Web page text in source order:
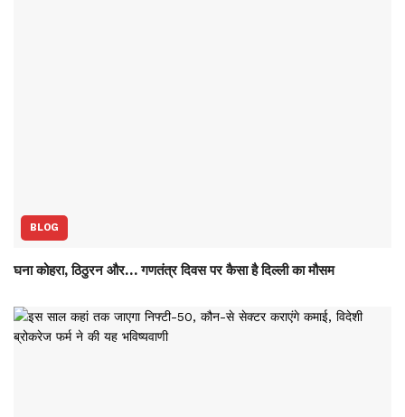
BLOG
घना कोहरा, ठिठुरन और… गणतंत्र दिवस पर कैसा है दिल्ली का मौसम